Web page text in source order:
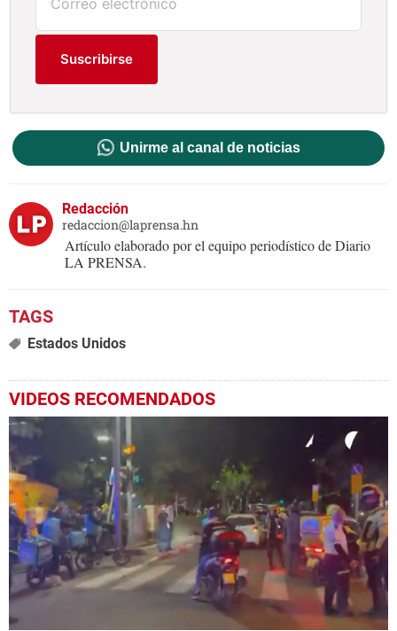
Suscribirse
Unirme al canal de noticias
Redacción
redaccion@laprensa.hn
Artículo elaborado por el equipo periodístico de Diario
LA PRENSA.
Estados Unidos
VIDEOS RECOMENDADOS